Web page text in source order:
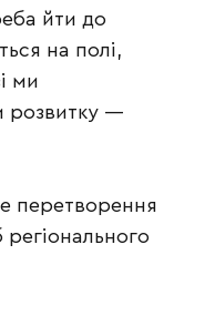
йти до
на полі,
ми
розвитку —
перетворення